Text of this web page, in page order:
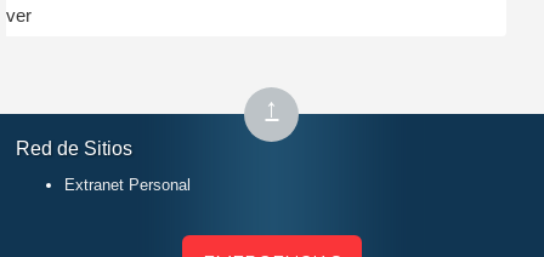
ver
↑ Subir
al
Red de Sitios
Extranet Personal